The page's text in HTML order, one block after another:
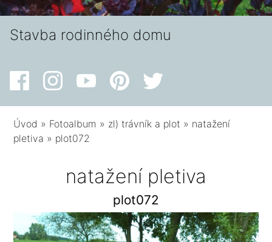
Stavba rodinného domu
Úvod » Fotoalbum » zl) trávník a plot » natažení
pletiva » plot072
natažení pletiva
plot072